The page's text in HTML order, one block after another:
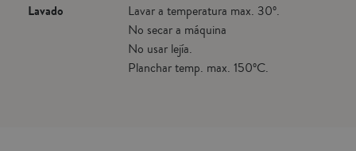
Lavado
Lavar a temperatura max. 30º.
No secar a máquina
No usar lejía.
Planchar temp. max. 150ºC.